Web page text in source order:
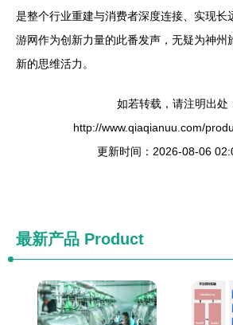
是整个行业重建与消费者深度连接、实现长
游网作为创新力量的此番发声，无疑为神州
新的思维活力。
如若转载，请注明出处
http://www.qiaqianuu.com/
更新时间：2026-08-06
最新产品 Product